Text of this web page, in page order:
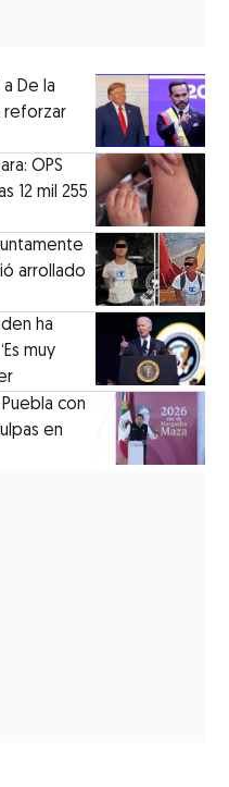
a De la
reforzar
OPS
12 mil 255
arrollado
ha
muy
con
en